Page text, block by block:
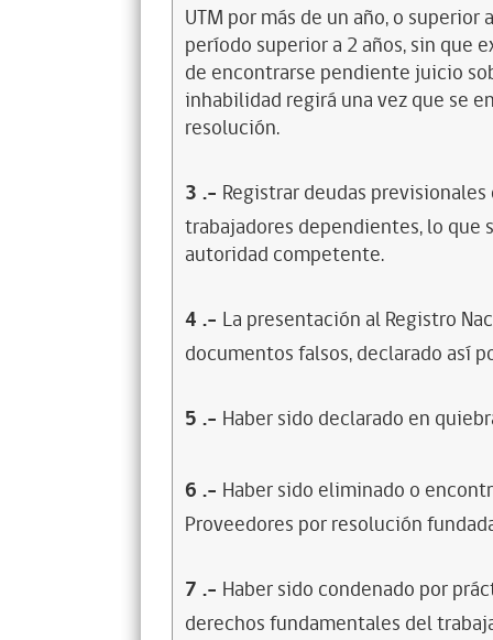
UTM por más de un año, o
período superior a 2 años, sin que
de encontrarse pendiente juicio
inhabilidad regirá una vez que se
resolución.
3 .- Registrar deudas
trabajadores dependientes, lo
autoridad competente.
4 .- La presentación al Registro
documentos falsos, declarado así
5 .- Haber sido declarado en
6 .- Haber sido eliminado o
Proveedores por resolución
7 .- Haber sido condenado por
derechos fundamentales del